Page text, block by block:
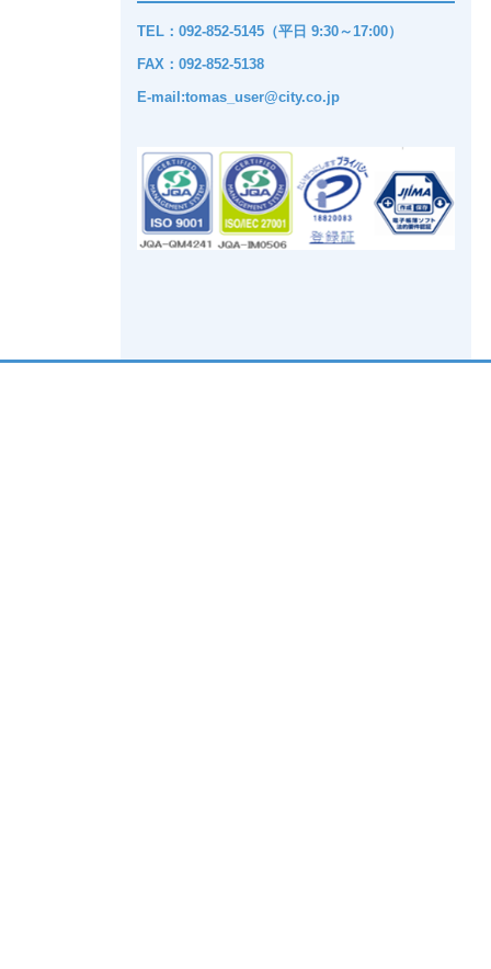
TEL：092-852-5145（平日 9:30～17:00）
FAX：092-852-5138
E-mail:tomas_user@city.co.jp